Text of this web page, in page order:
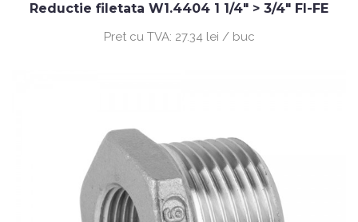
Reductie filetata W1.4404 1 1/4" > 3/4" FI-FE
Pret cu TVA: 27.34 lei / buc